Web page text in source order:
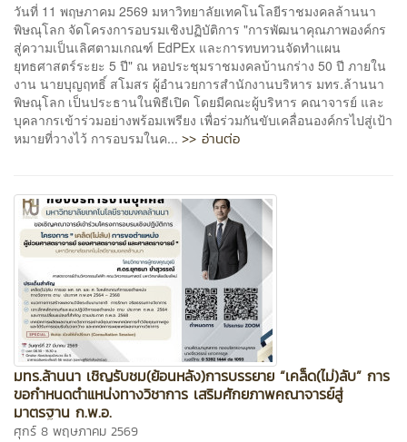
วันที่ 11 พฤษภาคม 2569 มหาวิทยาลัยเทคโนโลยีราชมงคลล้านนา
พิษณุโลก จัดโครงการอบรมเชิงปฏิบัติการ "การพัฒนาคุณภาพองค์กร
สู่ความเป็นเลิศตามเกณฑ์ EdPEx และการทบทวนจัดทำแผน
ยุทธศาสตร์ระยะ 5 ปี" ณ หอประชุมราชมงคลบ้านกร่าง 50 ปี ภายใน
งาน นายบุญฤทธิ์ สโมสร ผู้อำนวยการสำนักงานบริหาร มทร.ล้านนา
พิษณุโลก เป็นประธานในพิธีเปิด โดยมีคณะผู้บริหาร คณาจารย์ และ
บุคลากรเข้าร่วมอย่างพร้อมเพรียง เพื่อร่วมกันขับเคลื่อนองค์กรไปสู่เป้า
หมายที่วางไว้ การอบรมในค... >> อ่านต่อ
มทร.ล้านนา เชิญรับชม(ย้อนหลัง)การบรรยาย “เคล็ด(ไม่)ลับ” การ
ขอกำหนดตำแหน่งทางวิชาการ เสริมศักยภาพคณาจารย์สู่
มาตรฐาน ก.พ.อ.
ศุกร์ 8 พฤษภาคม 2569